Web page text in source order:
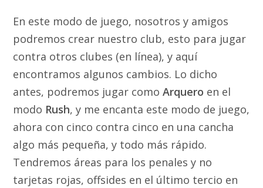
En este modo de juego, nosotros y amigos
podremos crear nuestro club, esto para jugar
contra otros clubes (en línea), y aquí
encontramos algunos cambios. Lo dicho
antes, podremos jugar comoArquero en el
modo Rush, y me encanta este modo de juego,
ahora con cinco contra cinco en una cancha
algo más pequeña, y todo más rápido.
Tendremos áreas para los penales y no
tarjetas rojas, offsides en el último tercio en